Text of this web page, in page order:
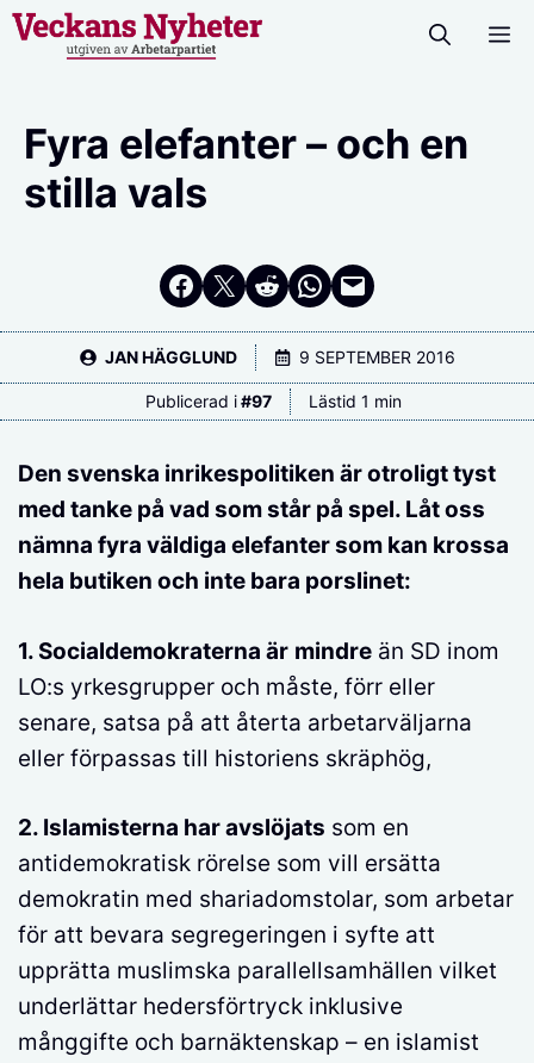
Hoppa
Fyra elefanter – och en
stilla vals
Dela på Facebook
Dela på Twitter
Dela på RedditDela i WhatsApp
Maila en länk
JAN HÄGGLUND 9 SEPTEMBER 2016
Publicerad i #97 Lästid 1 min
Den svenska inrikespolitiken är otroligt tyst
med tanke på vad som står på spel. Låt oss
nämna fyra väldiga elefanter som kan krossa
hela butiken och inte bara porslinet:
1. Socialdemokraterna är mindre än SD inom
LO:s yrkesgrupper och måste, förr eller
senare, satsa på att återta arbetarväljarna
eller förpassas till historiens skräphög,
2. Islamisterna har avslöjats som en
antidemokratisk rörelse som vill ersätta
demokratin med shariadomstolar, som arbetar
för att bevara segregeringen i syfte att
upprätta muslimska parallellsamhällen vilket
underlättar hedersförtryck inklusive
månggifte och barnäktenskap – en islamist